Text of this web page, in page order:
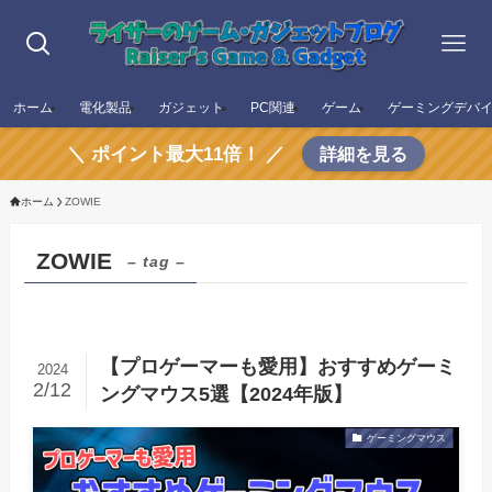
ホーム 電化製品 ガジェット PC関連 ゲーム ゲーミングデバ
＼ ポイント最大11倍！ ／ 詳細を見る
ホーム ZOWIE
ZOWIE – tag –
【プロゲーマーも愛用】おすすめゲーミ
ングマウス5選【2024年版】
2024
2/12
ゲーミングマウス